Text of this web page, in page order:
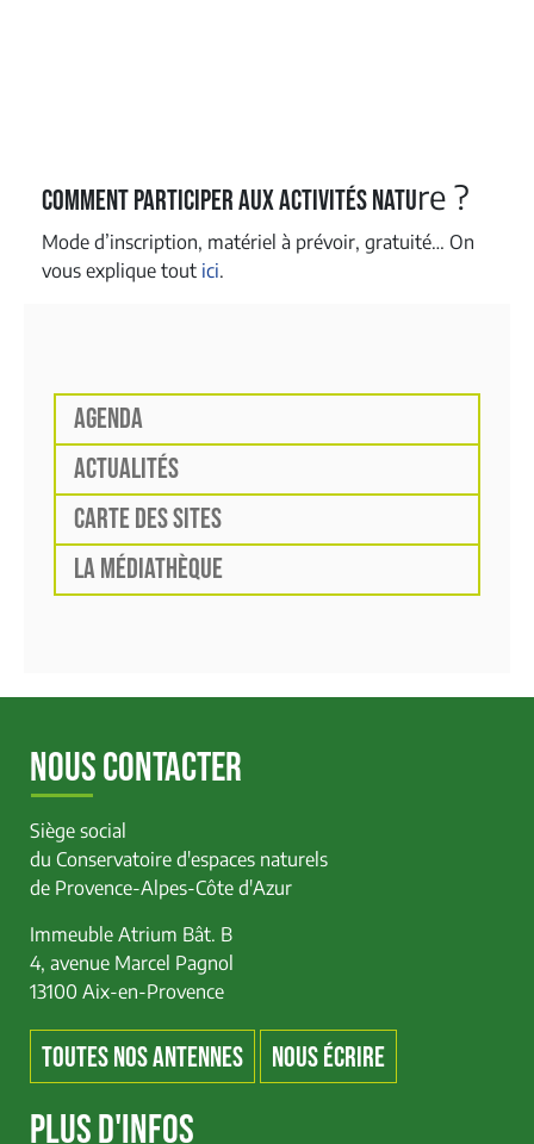
Comment participer aux activités nature ?
Mode d’inscription, matériel à prévoir, gratuité… On
vous explique tout ici.
AGENDA
ACTUALITÉS
CARTE DES SITES
LA MÉDIATHÈQUE
NOUS CONTACTER
Siège social
du Conservatoire d'espaces naturels
de Provence-Alpes-Côte d'Azur
Immeuble Atrium Bât. B
4, avenue Marcel Pagnol
13100 Aix-en-Provence
TOUTES NOS ANTENNES NOUS ÉCRIRE
PLUS D'INFOS